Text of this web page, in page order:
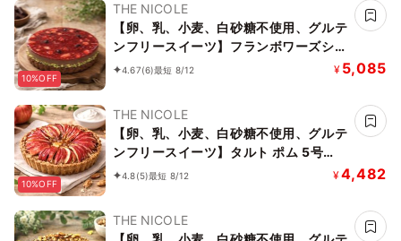
10%OFF
THE NICOLE
【卵、乳、小麦、白砂糖不使用、グルテ
ンフリースイーツ】フランボワーズショ
コラ 京豆腐仕込み】 5号 15cm ～京豆
《アレルギー配慮》
4.67(6)最短 8/12 ¥ 5,085
10%OFF
THE NICOLE
【卵、乳、小麦、白砂糖不使用、グルテ
ンフリースイーツ】タルト ポム 5号
15cm《ヴィーガンスイーツ》 《無添
4.8(5)最短 8/12 ¥4,482
THE NICOLE